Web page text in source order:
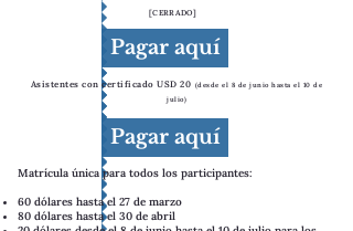
[CERRADO]
Pagar aquí
Asistentes con certificado USD 20 (desde el 8 de junio hasta el 10 de
julio)
Pagar aquí
Matrícula única para todos los participantes:
60 dólares hasta el 27 de marzo
80 dólares hasta el 30 de abril